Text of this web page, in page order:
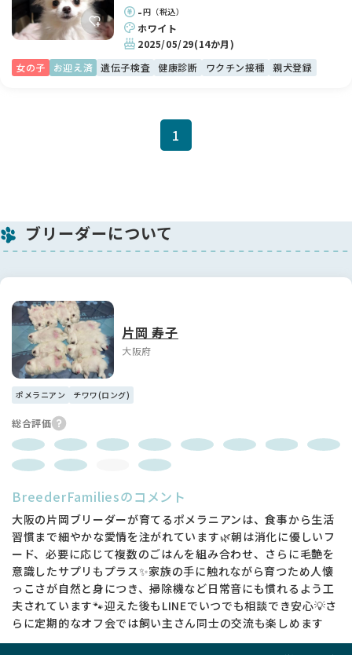
-円（税込）
ホワイト
2025/05/29(14か月)
女の子
お迎え済 遺伝子検査 健康診断 ワクチン接種 親犬登録
1
ブリーダーについて
片岡 寿子
大阪府
ポメラニアン チワワ(ロング)
総合評価
BreederFamiliesのコメント
大阪の片岡ブリーダーが育てるポメラニアンは、食事から生活
習慣まで細やかな愛情を注がれています🌿朝は消化に優しいフ
ード、必要に応じて複数のごはんを組み合わせ、さらに毛艶を
意識したサプリもプラス✨家族の手に触れながら育つため人懐
っこさが自然と身につき、掃除機など日常音にも慣れるよう工
夫されています🐾迎えた後もLINEでいつでも相談でき安心💡さ
らに定期的なオフ会では飼い主さん同士の交流も楽しめます